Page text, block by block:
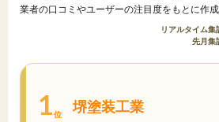
業者の口コミやユーザーの注目度をもとに作成
リアルタイム
先月集
1位 堺塗装工業